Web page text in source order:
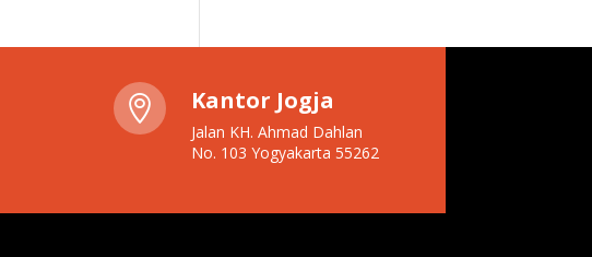
 Kantor Jogja
Jalan KH. Ahmad Dahlan
No. 103 Yogyakarta 55262